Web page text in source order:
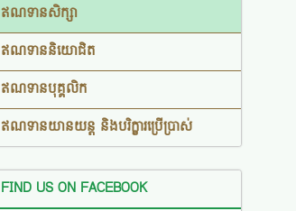
ឥណទានសិក្សា
ឥណទាននិយោជិត
ឥណទានបុគ្គលិក
ឥណទានយានយន្ត និងបរិក្ខារប្រើប្រាស់
FIND US ON FACEBOOK